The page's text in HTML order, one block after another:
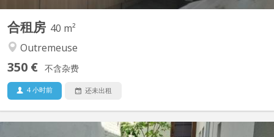
合租房 40 m²
Outremeuse
350 € 不含杂费
4 小时前 还未出租
KL 6975